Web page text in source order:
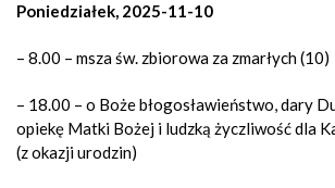
Poniedziałek, 2025-11-10
– 8.00 – msza św. zbiorowa za zmarłych (10)
– 18.00 – o Boże błogosławieństwo, dary
opiekę Matki Bożej i ludzką życzliwość dla
(z okazji urodzin)